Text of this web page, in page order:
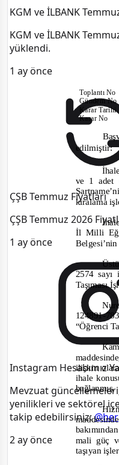
KGM ve İLBANK
KGM ve İLBANK
yüklendi.
1 ay önce
ÇŞB Temmuz Fiyatları
ÇŞB Temmuz 2026
1 ay önce
Instagram Hesabımız
Mevzuat
yenilikleri ve sektörel
takip edebilirsiniz:
2 ay önce
ToplantıNo
Gündem No
Karar Tarihi
Karar No
edilmiştir:
ve 1 adet
kiralama
İl Milli
2574
Taşıması
124891-
“Öğrenci
ilişkin
ihale
bağlanmış,
mali güç
taşıyan